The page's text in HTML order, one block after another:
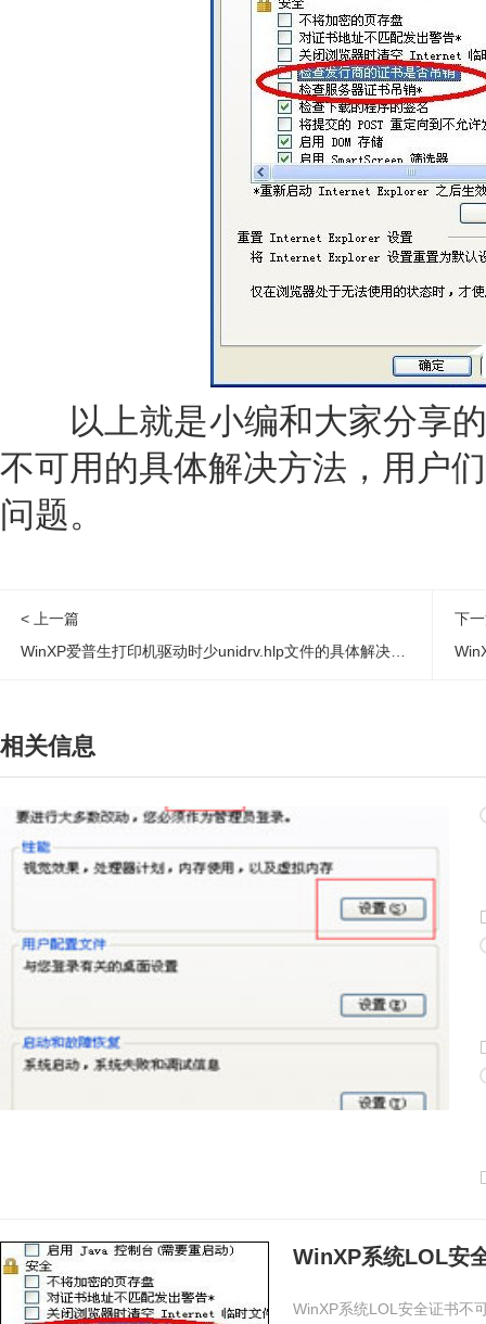
以上就是小编和大家分享的
不可用的具体解决方法，用户
问题。
< 上一篇
下
相关信息
WinXP系统LOL安
WinXP系统LOL安全证书不